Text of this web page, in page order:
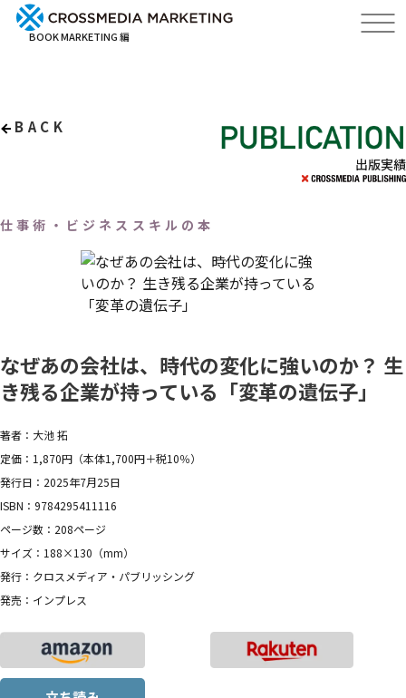
BOOK MARKETING 編
BACK
出版実績
仕事術・ビジネススキルの本
なぜあの会社は、時代の変化に強いのか？ 生
き残る企業が持っている「変革の遺伝子」
著者：大池 拓
定価：1,870円（本体1,700円＋税10％）
発行日：2025年7月25日
ISBN：9784295411116
ページ数：208ページ
サイズ：188×130（mm）
発行：クロスメディア・パブリッシング
発売：インプレス